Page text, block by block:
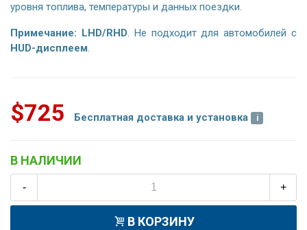
уровня топлива, температуры и данных поездки.
Примечание: LHD/RHD. Не подходит для автомобилей с
HUD-дисплеем.
$725 Бесплатная доставка и установка
В НАЛИЧИИ
- +
В КОРЗИНУ